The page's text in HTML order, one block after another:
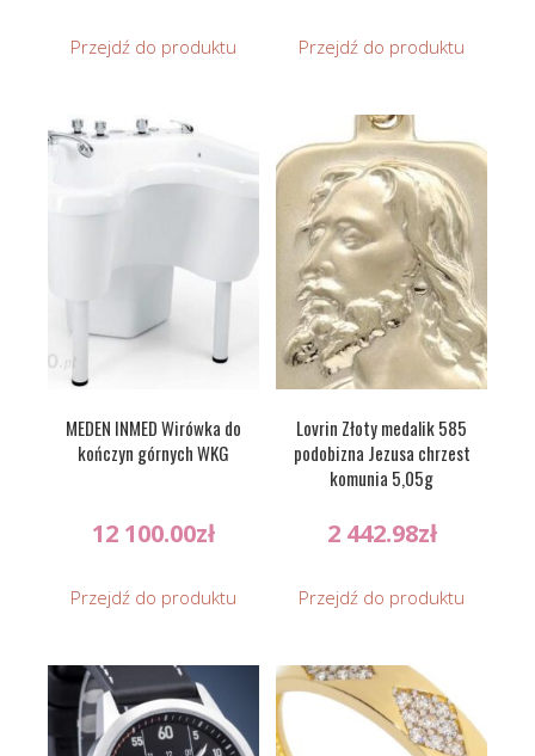
Przejdź do produktu Przejdź do produktu
MEDEN INMED Wirówka do
kończyn górnych WKG
12 100.00zł
Przejdź do produktu
Lovrin Złoty medalik 585
podobizna Jezusa chrzest
komunia 5,05g
2 442.98zł
Przejdź do produktu